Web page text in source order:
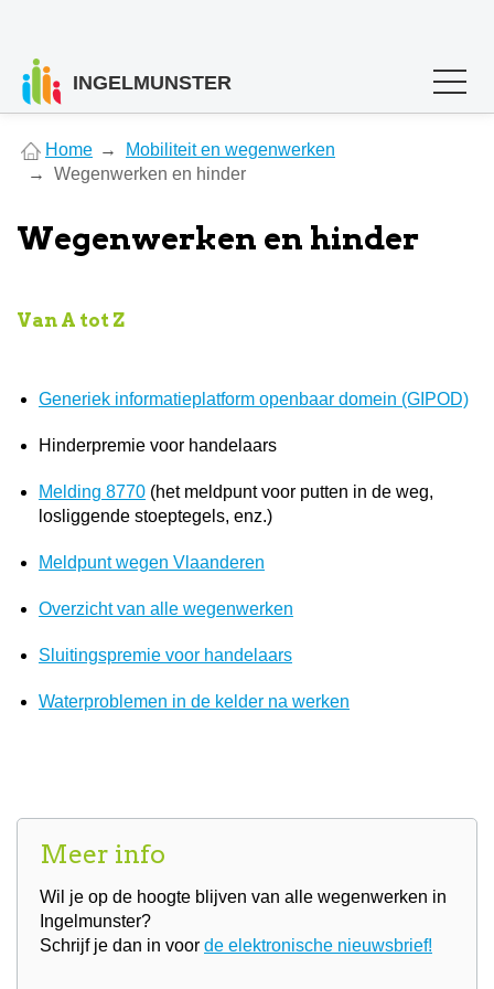
INGELMUNSTER
are
here
Home
Mobiliteit en wegenwerken
Wegenwerken en hinder
Wegenwerken en hinder
Van A tot Z
Generiek informatieplatform openbaar domein (GIPOD)
Hinderpremie voor handelaars
Melding 8770 (het meldpunt voor putten in de weg,
losliggende stoeptegels, enz.)
Meldpunt wegen Vlaanderen
Overzicht van alle wegenwerken
Sluitingspremie voor handelaars
Waterproblemen in de kelder na werken
Meer info
Wil je op de hoogte blijven van alle wegenwerken in
Ingelmunster?
Schrijf je dan in voor de elektronische nieuwsbrief!